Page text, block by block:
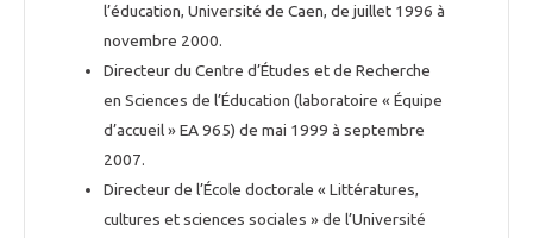
l’éducation, Université de Caen, de juillet 1996 à
novembre 2000.
Directeur du Centre d’Études et de Recherche
en Sciences de l’Éducation (laboratoire « Équipe
d’accueil » EA 965) de mai 1999 à septembre
2007.
Directeur de l’École doctorale « Littératures,
cultures et sciences sociales » de l’Université